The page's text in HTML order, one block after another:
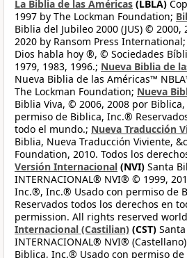
La Biblia de las Américas (LBLA)
1997 by The Lockman Foundation;
Biblia del Jubileo 2000 (JUS) © 2000,
2020 by Ransom Press International;
Dios habla hoy ®, © Sociedades
1979, 1983, 1996.; Nueva Biblia de
Nueva Biblia de las Américas™
The Lockman Foundation; Nueva
Biblia Viva, © 2006, 2008 por
permiso de Biblica, Inc.®
todo el mundo.; Nueva Traducción
Biblia, Nueva Traducción Viviente,
Foundation, 2010. Todos los
Versión Internacional (NVI) Santa
INTERNACIONAL® NVI® © 1999,
Inc.®, Inc.® Usado con permiso de
Reservados todos los derechos en
permission. All rights reserved
Internacional (Castilian) (CST) Santa
INTERNACIONAL® NVI®
Biblica, Inc.® Usado con permiso